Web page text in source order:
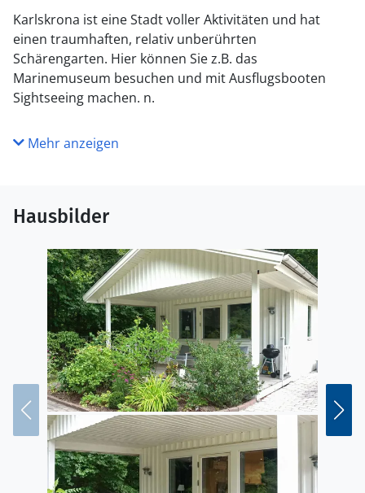
Karlskrona ist eine Stadt voller Aktivitäten und hat
einen traumhaften, relativ unberührten
Schärengarten. Hier können Sie z.B. das
Marinemuseum besuchen und mit Ausflugsbooten
Sightseeing machen. n.
Mehr anzeigen
Hausbilder